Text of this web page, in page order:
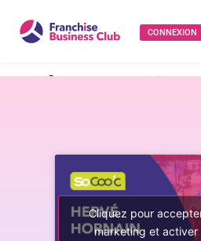
CONNEXION
Hornain
Cliquez pour
marketing et activer